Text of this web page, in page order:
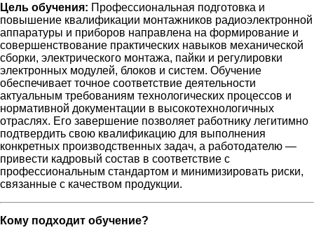
Цель обучения: Профессиональная подготовка и
повышение квалификации монтажников радиоэлектронной
аппаратуры и приборов направлена на формирование и
совершенствование практических навыков механической
сборки, электрического монтажа, пайки и регулировки
электронных модулей, блоков и систем. Обучение
обеспечивает точное соответствие деятельности
актуальным требованиям технологических процессов и
нормативной документации в высокотехнологичных
отраслях. Его завершение позволяет работнику легитимно
подтвердить свою квалификацию для выполнения
конкретных производственных задач, а работодателю —
привести кадровый состав в соответствие с
профессиональным стандартом и минимизировать риски,
связанные с качеством продукции.
Кому подходит обучение?